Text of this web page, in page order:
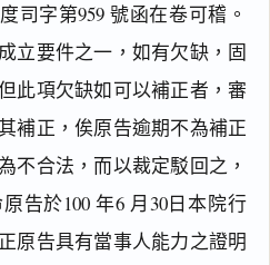
司字第959 號函在卷可稽。
立要件之一，如有欠缺，固
此項欠缺如可以補正者，審
補正，俟原告逾期不為補正
不合法，而以裁定駁回之，
告於100 年6 月30日本院行
原告具有當事人能力之證明
閱讀 研究
搜尋本